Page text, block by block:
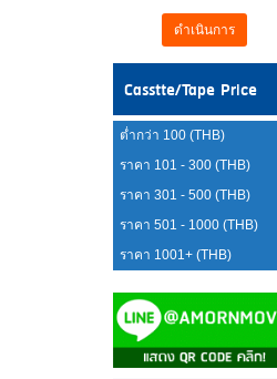
ดำเนินการ
Casstte/Tape Price
ต่ำกว่า 100 (THB)
ราคา 101 - 300 (THB)
ราคา 301 - 500 (THB)
ราคา 501 - 1000 (THB)
ราคา 1001+ (THB)